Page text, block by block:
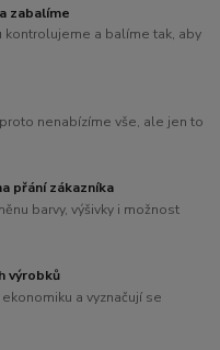
zabalíme
kontrolujeme a balíme tak, aby
nenabízíme vše, ale jen to
přání zákazníka
barvy, výšivky i možnost
výrobků
a vyznačují se